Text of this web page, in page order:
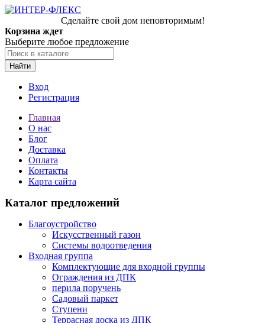
Сделайте свой дом неповторимым!
Корзина ждет
Выберите любое предложение
Найти
Вход
Регистрация
Главная
О нас
Блог
Доставка
Оплата
Контакты
Карта сайта
Каталог предложений
Благоустройство
Искусственный газон
Системы водоотведения
Входная группа
Комплектующие для входной группы
Ограждения из ДПК
перила поручень
Садовый паркет
Ступени
Террасная доска из ДПК